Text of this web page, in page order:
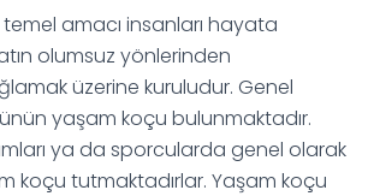
amacı insanları hayata
olumsuz yönlerinden
üzerine kuruludur. Genel
yaşam koçu bulunmaktadır.
ya da sporcularda genel olarak
koçu tutmaktadırlar. Yaşam koçu